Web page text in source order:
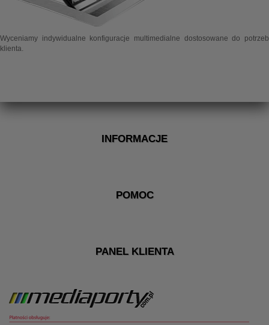
Wyceniamy indywidualne konfiguracje multimedialne dostosowane do potrzeb
klienta.
INFORMACJE
POMOC
PANEL KLIENTA